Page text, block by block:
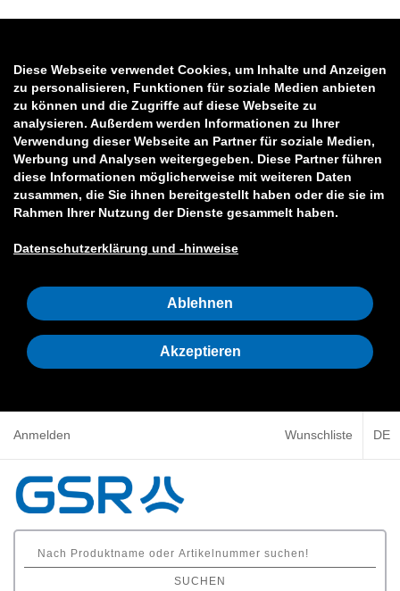
Diese Webseite verwendet Cookies, um Inhalte und Anzeigen
zu personalisieren, Funktionen für soziale Medien anbieten
zu können und die Zugriffe auf diese Webseite zu
analysieren. Außerdem werden Informationen zu Ihrer
Verwendung dieser Webseite an Partner für soziale Medien,
Werbung und Analysen weitergegeben. Diese Partner führen
diese Informationen möglicherweise mit weiteren Daten
zusammen, die Sie ihnen bereitgestellt haben oder die sie im
Rahmen Ihrer Nutzung der Dienste gesammelt haben.
Datenschutzerklärung und -hinweise
Ablehnen
Akzeptieren
Anmelden Wunschliste DE
SUCHEN